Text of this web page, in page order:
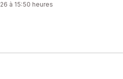
à 15:50 heures